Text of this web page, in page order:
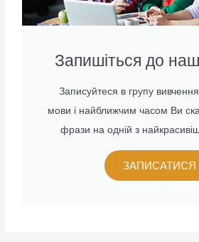
Запишіться до
Записуйтеся в групу
мови і найближчим часом Ви
фрази на одній з
ЗАПИСАТИСЯ